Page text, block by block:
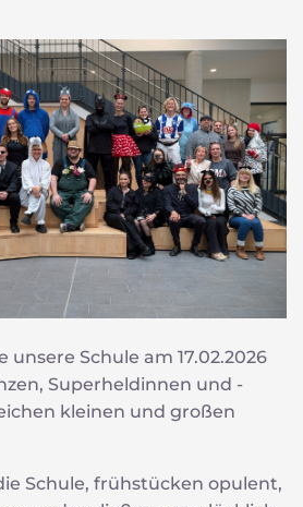
Schule am 17.02.2026
Superheldinnen und -
kleinen und großen
Schule, frühstücken opulent,